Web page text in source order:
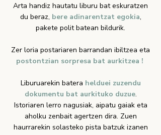
Arta handiz hautatu liburu bat eskuratzen
du beraz, bere adinarentzat egokia,
pakete polit batean bildurik.
Zer loria postariaren barrandan ibiltzea eta
postontzian sorpresa bat aurkitzea !
Liburuarekin batera helduei zuzendu
dokumentu bat aurkituko duzue.
Istoriaren lerro nagusiak, aipatu gaiak eta
aholku zenbait agertzen dira. Zuen
haurrarekin solasteko pista batzuk izanen